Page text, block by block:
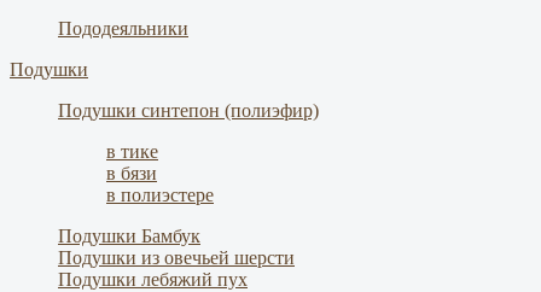
Пододеяльники
Подушки
Подушки синтепон (полиэфир)
в тике
в бязи
в полиэстере
Подушки Бамбук
Подушки из овечьей шерсти
Подушки лебяжий пух